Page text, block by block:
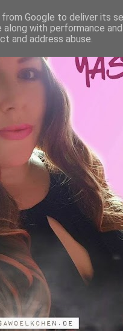
Google to deliver its
along with performance
and address abuse.